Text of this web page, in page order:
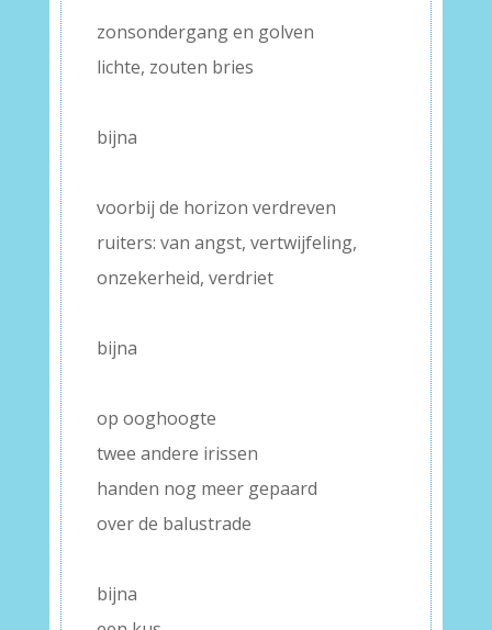
zonsondergang en golven
lichte, zouten bries
bijna
voorbij de horizon verdreven
ruiters: van angst, vertwijfeling,
onzekerheid, verdriet
bijna
op ooghoogte
twee andere irissen
handen nog meer gepaard
over de balustrade
bijna